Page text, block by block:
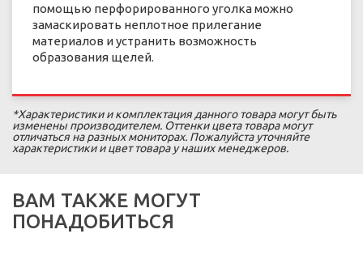
помощью перфорированного уголка можно
замаскировать неплотное прилегание
материалов и устранить возможность
образования щелей.
*Характеристики и комплектация данного товара могут быть
изменены производителем. Оттенки цвета товара могут
отличаться на разных мониторах. Пожалуйста уточняйте
характеристики и цвет товара у наших менеджеров.
ВАМ ТАКЖЕ МОГУТ
ПОНАДОБИТЬСЯ